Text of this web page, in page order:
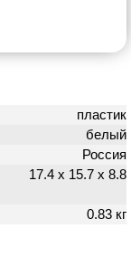
пластик
белый
Россия
17.4 х 15.7 х 8.8
0.83 кг